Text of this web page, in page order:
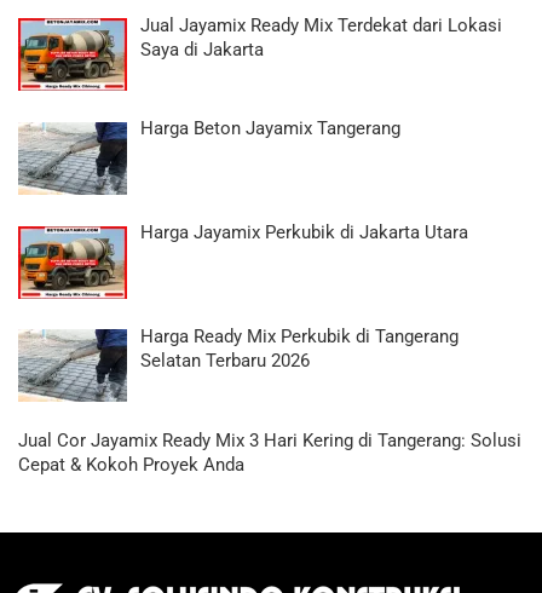
Jual Jayamix Ready Mix Terdekat dari Lokasi
Saya di Jakarta
Harga Beton Jayamix Tangerang
Harga Jayamix Perkubik di Jakarta Utara
Harga Ready Mix Perkubik di Tangerang
Selatan Terbaru 2026
Jual Cor Jayamix Ready Mix 3 Hari Kering di Tangerang: Solusi
Cepat & Kokoh Proyek Anda